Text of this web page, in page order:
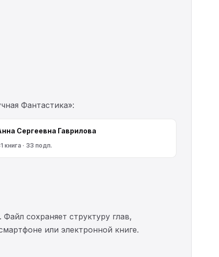
Фантастика»:
Сергеевна Гаврилова
книга · 33 подп.
сохраняет структуру глав,
или электронной книге.